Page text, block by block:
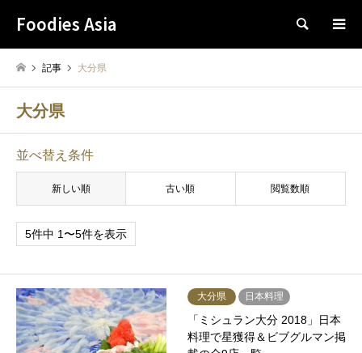
Foodies Asia 検索
記事 大分県
大分県
並べ替え条件
新しい順 古い順 閲覧数順
5件中 1〜5件を表示
大分県 日本料理
「ミシュラン大分 2018」日本
料理で星獲得＆ビブグルマン掲